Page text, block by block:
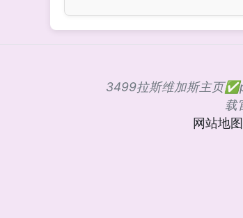
3499拉斯维加斯主页
载
网站地图